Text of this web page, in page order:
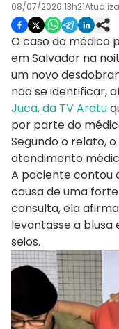
08/07/2026 13h21
O caso do médico
em Salvador na
um novo
não se identificar,
Juca, da TV Aratu
por parte do
Segundo o relato,
atendimento
A paciente contou
causa de uma
consulta, ela
levantasse a blusa
seios.